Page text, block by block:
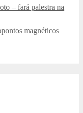
– fará palestra na
magnéticos